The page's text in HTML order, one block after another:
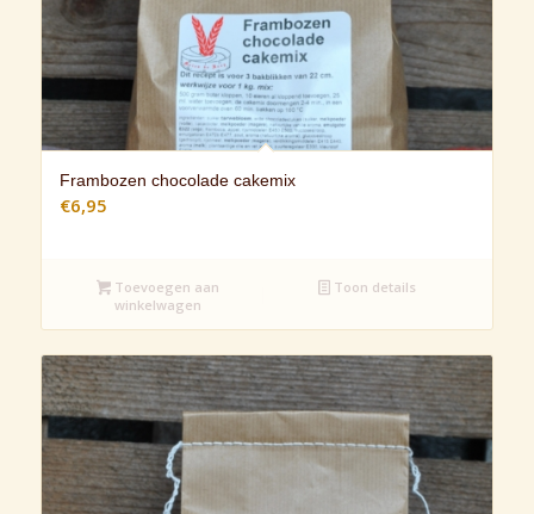
Frambozen chocolade cakemix
€6,95
Toevoegen aan
winkelwagen
Toon details